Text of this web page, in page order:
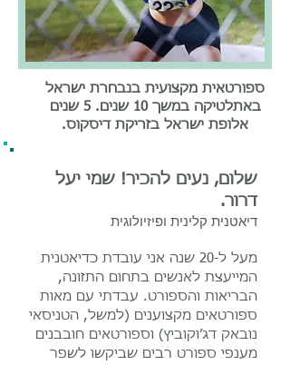
ספורטאית מקצועית בנבחרת ישראל
באתלטיקה במשך 10 שנים. 5 שנים
אלופת ישראל בזריקת דיסקוס.
שלום, נעים להכיר! שמי יעל
דרור.
דיאטנית קלינית ופיזיולוגית
מעל ל-20 שנה אני עובדת כדיאטנית
המייעצת לאנשים בתחום התזונה,
הבריאות והספורט. עבדתי עם מאות
ספורטאים מקצוענים (למשל, הטניסאי
נובאק דג׳וקוביץ) וספורטאים חובבנים
מענפי ספורט רבים שביקשו לשפר